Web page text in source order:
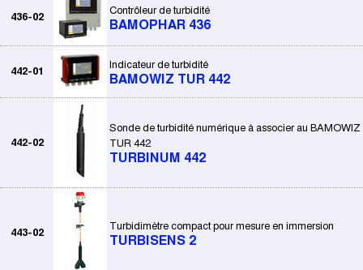
436-02
Contrôleur de turbidité
BAMOPHAR 436
442-01
Indicateur de turbidité
BAMOWIZ TUR 442
442-02
Sonde de turbidité numérique à associer au BAMOWIZ
TUR 442
TURBINUM 442
443-02
Turbidimètre compact pour mesure en immersion
TURBISENS 2